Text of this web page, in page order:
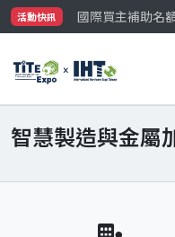
活動快訊
國際買主補助名
參觀門票開放申
國際買主補助名
智慧製造與金屬